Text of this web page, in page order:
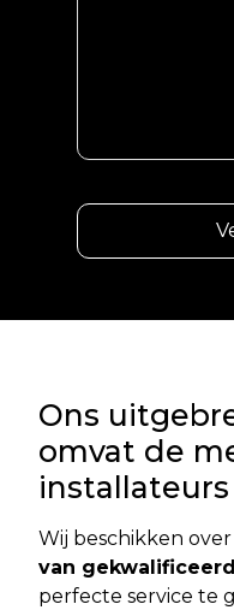
Ons
omvat de
installateurs
Wij beschikken over
van
perfecte service te